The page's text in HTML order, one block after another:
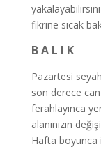
fikrine sıcak
B A L I K
Pazartesi
son derece
ferahlayınca
alanınızın
Hafta boyunca